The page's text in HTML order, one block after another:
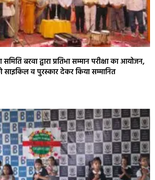
बरवा द्वारा प्रतिभा सम्मान परीक्षा का आयोजन,
साइकिल व पुरस्कार देकर किया सम्मानित